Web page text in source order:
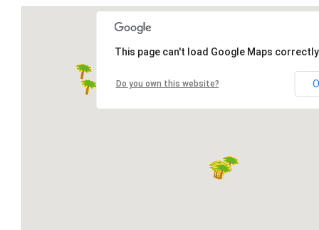
This page can't load Google Maps
Do you own this website?